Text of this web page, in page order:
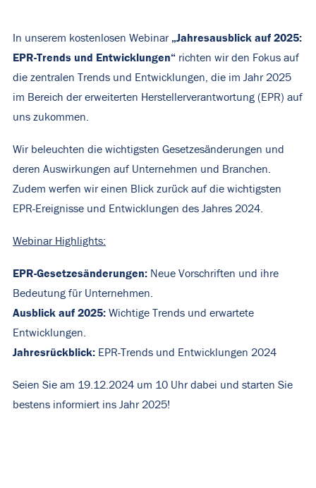
In unserem kostenlosen Webinar „Jahresausblick auf 2025:
EPR-Trends und Entwicklungen“ richten wir den Fokus auf
die zentralen Trends und Entwicklungen, die im Jahr 2025
im Bereich der erweiterten Herstellerverantwortung (EPR) auf
uns zukommen.
Wir beleuchten die wichtigsten Gesetzesänderungen und
deren Auswirkungen auf Unternehmen und Branchen.
Zudem werfen wir einen Blick zurück auf die wichtigsten
EPR-Ereignisse und Entwicklungen des Jahres 2024.
Webinar Highlights:
EPR-Gesetzesänderungen: Neue Vorschriften und ihre
Bedeutung für Unternehmen.
Ausblick auf 2025: Wichtige Trends und erwartete
Entwicklungen.
Jahresrückblick: EPR-Trends und Entwicklungen 2024
Seien Sie am 19.12.2024 um 10 Uhr dabei und starten Sie
bestens informiert ins Jahr 2025!